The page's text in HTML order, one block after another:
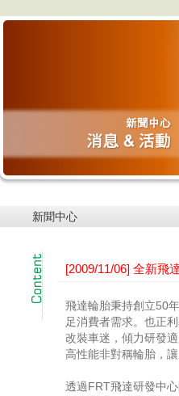
新聞中心
[2009/11/06] 全新飛
飛達輪胎秉持創立50
足消費者需求。也正
改裝車迷，傾力研發
高性能非對稱輪胎，
透過FRT飛達研發中